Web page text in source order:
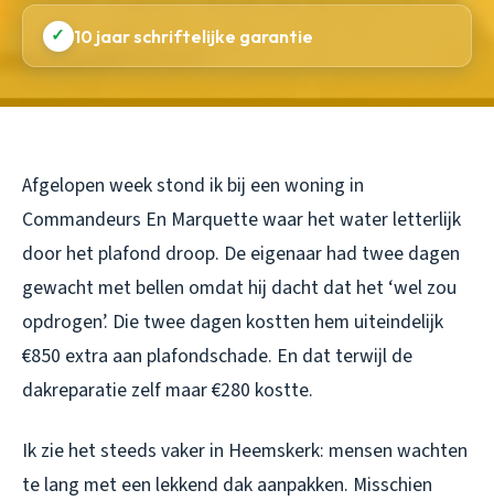
✓ 10 jaar schriftelijke garantie
Afgelopen week stond ik bij een woning in
Commandeurs En Marquette waar het water letterlijk
door het plafond droop. De eigenaar had twee dagen
gewacht met bellen omdat hij dacht dat het ‘wel zou
opdrogen’. Die twee dagen kostten hem uiteindelijk
€850 extra aan plafondschade. En dat terwijl de
dakreparatie zelf maar €280 kostte.
Ik zie het steeds vaker in Heemskerk: mensen wachten
te lang met een lekkend dak aanpakken. Misschien